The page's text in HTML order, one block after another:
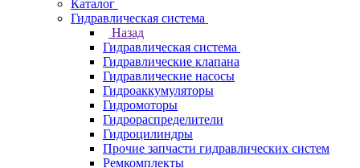
Каталог
Гидравлическая система
Назад
Гидравлическая система
Гидравлические клапана
Гидравлические насосы
Гидроаккумуляторы
Гидромоторы
Гидрораспределители
Гидроцилиндры
Прочие запчасти гидравлических систем
Ремкомплекты